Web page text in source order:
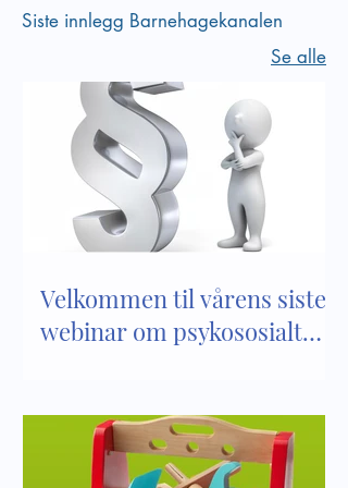
Siste innlegg Barnehagekanalen
Se alle
Velkommen til vårens siste
webinar om psykososialt